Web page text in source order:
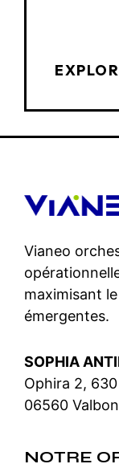
Vianeo
maximisant
émergentes.
SOPHIA
Ophira 2,
06560
NOTRE